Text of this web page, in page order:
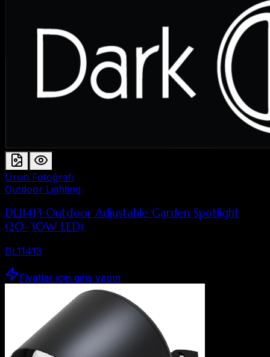
Ürün Fotoğrafı
Outdoor Lighting
DL11413 Outdoor Adjustable Garden Spotlight
(20–30W LED)
DL11413
Fiyatlar için giriş yapın